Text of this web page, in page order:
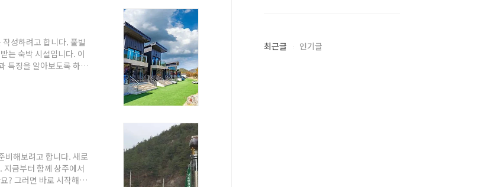
성하려고 합니다. 풀빌
는 숙박 시설입니다. 이
특징을 알아보도록 하겠
실] 입실: 15:00 퇴실:
비해보려고 합니다. 새로
지금부터 함께 상주에서
? 그러면 바로 시작해볼
최근글 인기글